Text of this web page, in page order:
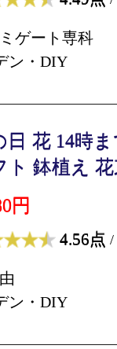
ゲート専科
ン・DIY
日 花 14時
ト 鉢植え 花
円
4.56点 /
ン・DIY